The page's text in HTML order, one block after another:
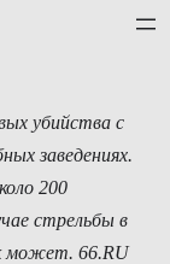
убийства с
заведениях.
200
стрельбы в
может. 66.RU